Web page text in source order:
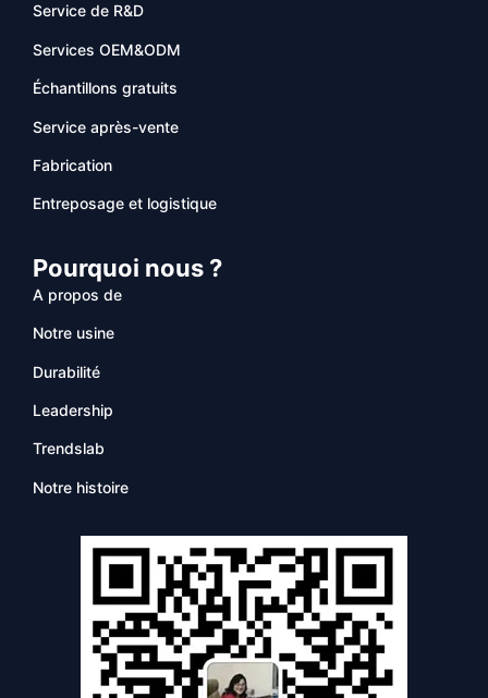
Service de R&D
Services OEM&ODM
Échantillons gratuits
Service après-vente
Fabrication
Entreposage et logistique
Pourquoi nous ?
A propos de
Notre usine
Durabilité
Leadership
Trendslab
Notre histoire